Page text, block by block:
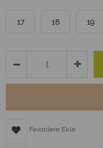
17 18 19
Favorilere Ekle